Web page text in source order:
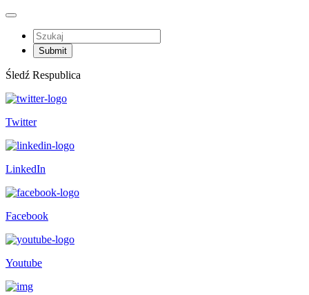
Śledź Respublica
Twitter
LinkedIn
Facebook
Youtube